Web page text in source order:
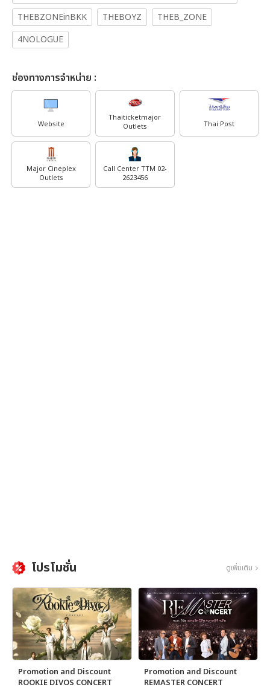
THEBZONEinBKK
THEBOYZ
THEB_ZONE
4NOLOGUE
ช่องทางการจำหน่าย :
Website
Thaiticketmajor
Outlets
Thai Post
Major Cineplex
Outlets
Call Center TTM 02-
2623456
โปรโมชั่น ดูเพิ่มเติม
Promotion and Discount
ROOKIE DIVOS CONCERT
Promotion and Discount
REMASTER CONCERT